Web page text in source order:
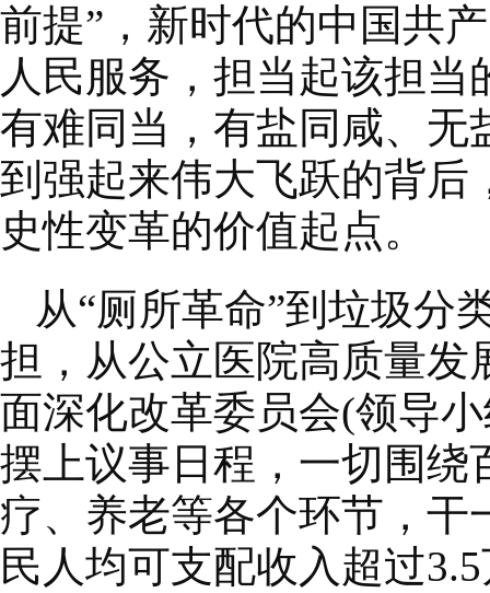
前提”，新时代的中国共
人民服务，担当起该担
有难同当，有盐同咸、无
到强起来伟大飞跃的背后
史性变革的价值起点。
从“厕所革命”到垃圾分
担，从公立医院高质量
面深化改革委员会(领导
摆上议事日程，一切围绕
疗、养老等各个环节，干
民人均可支配收入超过